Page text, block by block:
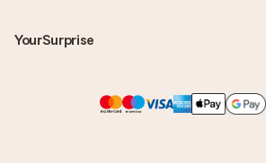
YourSurprise